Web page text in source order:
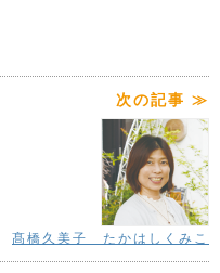
次の記事 ≫
髙橋久美子 たかはしくみこ